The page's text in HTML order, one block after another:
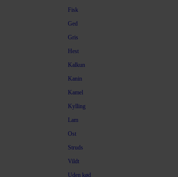
Fisk
Ged
Gris
Hest
Kalkun
Kanin
Kamel
Kylling
Lam
Ost
Struds
Vildt
Uden kød